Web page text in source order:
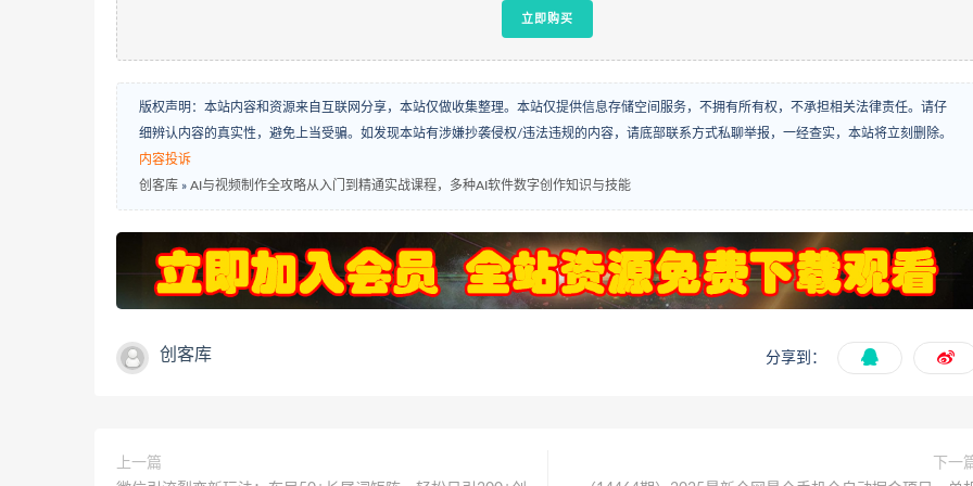
立即购买
版权声明：本站内容和资源来自互联网分享，本站仅做收集整理。本站仅提供信息存储空间服务，不拥有所有权，不承担相关法律责任。请仔
细辨认内容的真实性，避免上当受骗。如发现本站有涉嫌抄袭侵权/违法违规的内容，请底部联系方式私聊举报，一经查实，本站将立刻删除。
内容投诉
创客库 » AI与视频制作全攻略从入门到精通实战课程，多种AI软件数字创作知识与技能
创客库 分享到：
上一篇
下一